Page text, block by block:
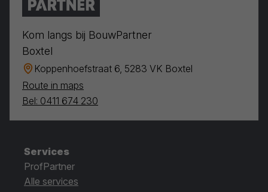
Kom langs bij BouwPartner
Boxtel
Koppenhoefstraat 6, 5283 VK Boxtel
Route in maps
Bel: 0411 674 230
Services
ProfPartner
Alle services